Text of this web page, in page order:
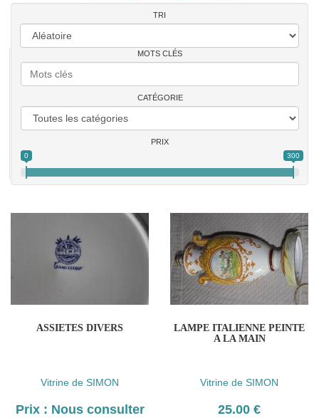
TRI
MOTS CLÉS
CATÉGORIE
PRIX
0 300
ASSIETES DIVERS
Vitrine de SIMON
Prix : Nous consulter
LAMPE ITALIENNE PEINTE
A LA MAIN
Vitrine de SIMON
25.00 €